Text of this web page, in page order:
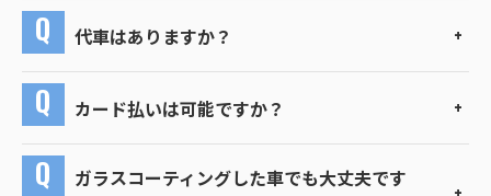
代車はありますか？
カード払いは可能ですか？
ガラスコーティングした車でも大丈夫です